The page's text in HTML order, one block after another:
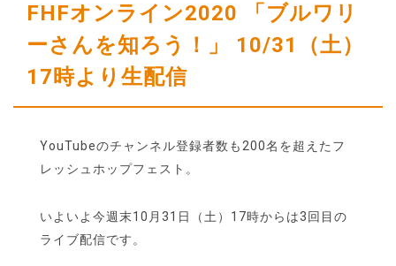
FHFオンライン2020 「ブルワリ
ーさんを知ろう！」 10/31（土）
17時より生配信
YouTubeのチャンネル登録者数も200名を超えたフ
レッシュホップフェスト。
いよいよ今週末10月31日（土）17時からは3回目の
ライブ配信です。